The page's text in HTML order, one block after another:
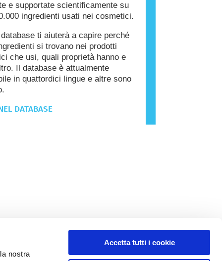
nostra
Accetta tutti i cookie
e supportate scientificamente su
ingredienti usati nei cosmetici.
ti aiuterà a capire perché
si trovano nei prodotti
che usi, quali proprietà hanno e
Il database è attualmente
in quattordici lingue e altre sono
DATABASE